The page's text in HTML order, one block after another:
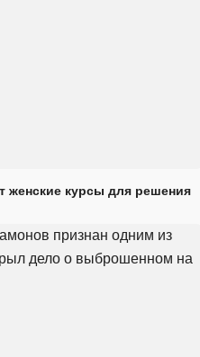
женские курсы для решения